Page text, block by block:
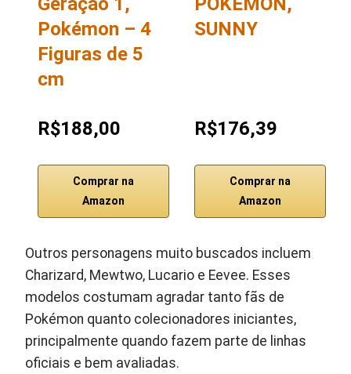
Pokémon – 4
Figuras de 5
cm
R$188,00
Comprar na
Amazon
SUNNY
R$176,39
Comprar na
Amazon
Outros personagens muito buscados incluem
Charizard, Mewtwo, Lucario e Eevee. Esses
modelos costumam agradar tanto fãs de
Pokémon quanto colecionadores iniciantes,
principalmente quando fazem parte de linhas
oficiais e bem avaliadas.